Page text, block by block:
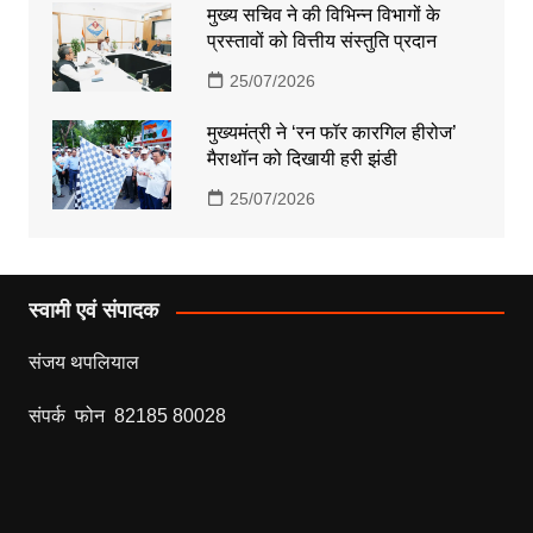
मुख्य सचिव ने की विभिन्न विभागों के
प्रस्तावों को वित्तीय संस्तुति प्रदान
25/07/2026
मुख्यमंत्री ने ‘रन फॉर कारगिल हीरोज’
मैराथॉन को दिखायी हरी झंडी
25/07/2026
स्वामी एवं संपादक
संजय थपलियाल
संपर्क फोन 82185 80028